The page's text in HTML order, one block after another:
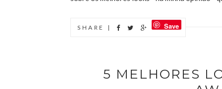
SHARE | Save
5 MELHORES